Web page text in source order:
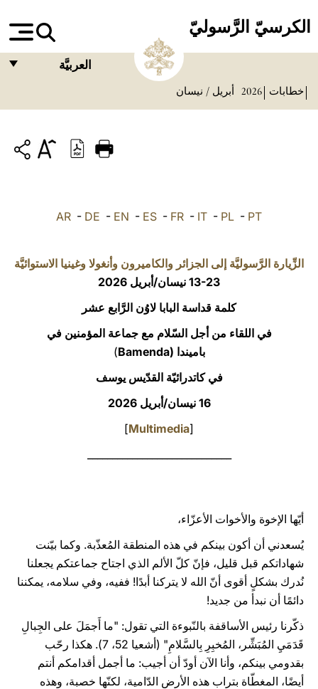
الكرسيّ الرَّسوليّ
العربيَّة
ITALIANO
POLSKI
中文
LATINE
خطابات 2026 أبريل / نيسان
AR - DE - EN - ES - FR - IT - PL - PT
الزِّيارة الرَّسوليَّة إلى الجزائر والكاميرون وأنغولا وغينيا الاستوائيَّة
13-23 نيسان/أبريل 2026
كلمة قداسة البابا لاوُن الرَّابع عشر
في اللقاء من أجل السّلام مع جماعة المؤمنين في
باميندا (Bamenda
)
في كاتدرائيّة القدّيس يوسف
16 نيسان/أبريل 2026
[
Multimedia
]
أيّها الإخوة والأخوات الأعزّاء،
يُسعدني أن أكون بينكم في هذه المنطقة المُعذّبة. وكما بيّنت
شهاداتكم قبل قليل، فإنّ كلّ الألم الذي اجتاح جماعتكم يجعلنا
نُدرك بشكلٍ أقوى أنّ الله لا يتركنا أبدًا! ففيه، وفي سلامه، يمكننا
دائمًا أن نبدأ من جديد!
ذكّرنا رئيس الأساقفة بالنّبوءة التي تقول: "ما أَجمَلَ على الجِبالِ
قَدَمَيِ المُبَشِّر، المُخبِرِ بِالسَّلامِ" (أشعيا 52، 7). هكذا رحّب
بقدومي بينكم، وأنا الآن أودّ أن أجيب: ما أجمل أقدامكم أنتم
أيضًا، المغطّاة بتراب هذه الأرض الدّامية، لكنّها خصبة، وهذه